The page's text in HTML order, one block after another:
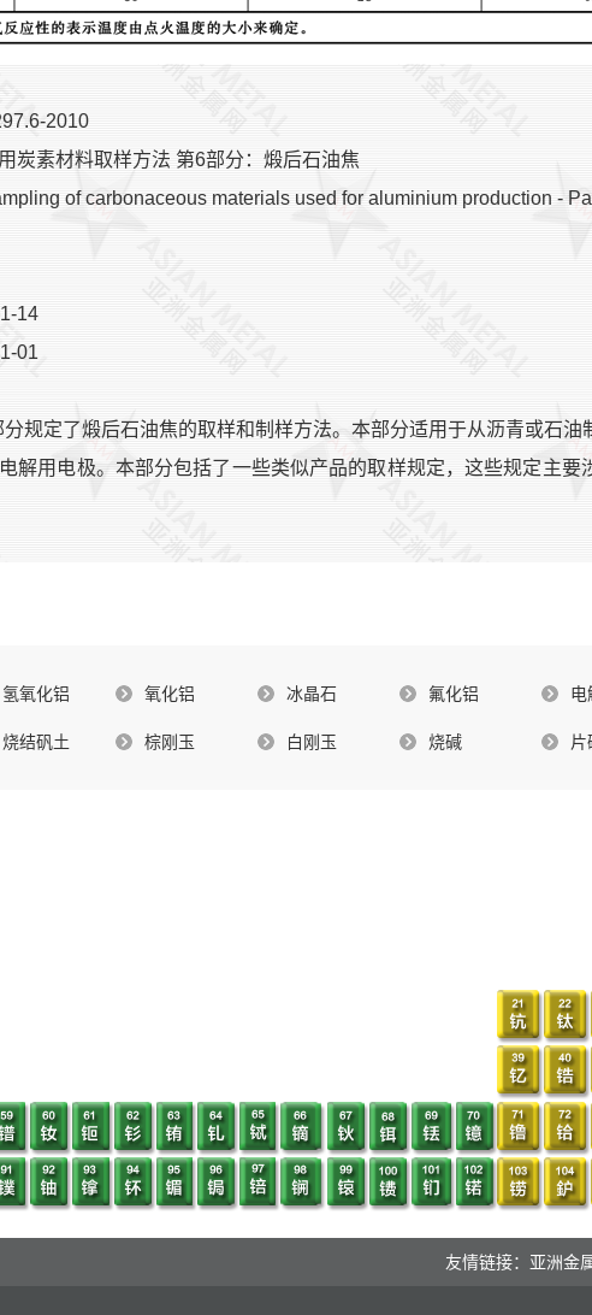
2010
炭素材料取样方法 第6部分：煅后石油焦
of carbonaceous materials used for aluminium production -
14
01
规定了煅后石油焦的取样和制样方法。本部分适用于从沥青或石油
解用电极。本部分包括了一些类似产品的取样规定，这些规定主要
氢氧化铝 氧化铝 冰晶石 氟化铝 电
烧结矾土 棕刚玉 白刚玉 烧碱 片
友情链接：亚洲金